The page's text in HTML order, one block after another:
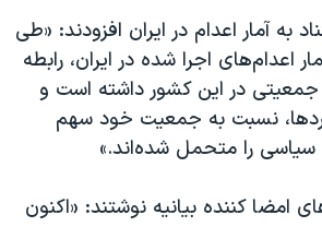
به آمار اعدام در ایران افزودند: «طی
اعدام‌های اجرا شده در ایران، رابطه
جمعیتی در این کشور داشته است و
نسبت به جمعیت خود سهم
سیاسی را متحمل شده‌اند.»
امضا کننده بیانیه نوشتند: «اکنون